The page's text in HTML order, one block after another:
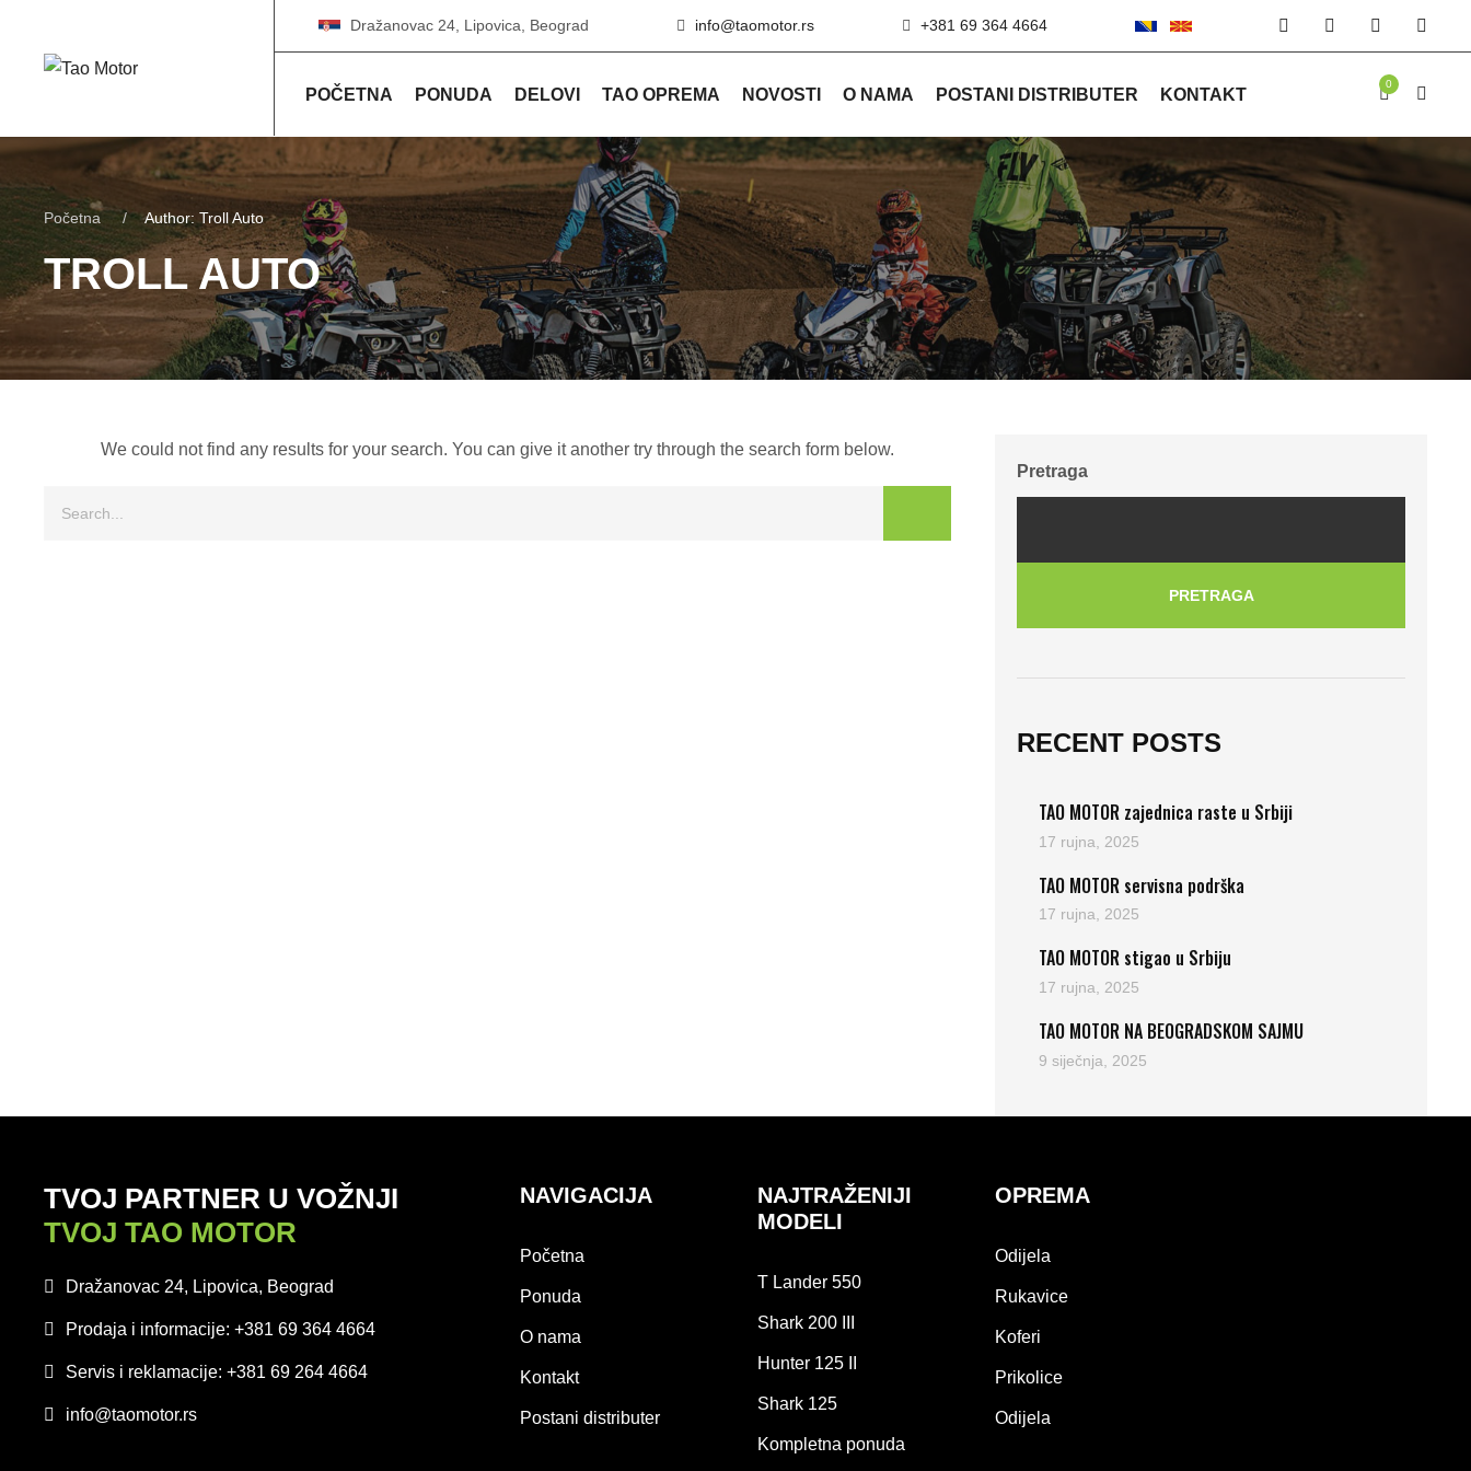
Dražanovac 24, Lipovica, Beograd info@taomotor.rs +381 69 364 4664
POČETNA PONUDA DELOVI TAO OPREMA NOVOSTI O NAMA POSTANI DISTRIBUTER KONTAKT
0
Početna Author: Troll Auto
TROLL AUTO
We could not find any results for your search. You can give it another try through the search form below.
Pretraga
PRETRAGA
RECENT POSTS
TAO MOTOR zajednica raste u Srbiji
17 rujna, 2025
TAO MOTOR servisna podrška
17 rujna, 2025
TAO MOTOR stigao u Srbiju
17 rujna, 2025
TAO MOTOR NA BEOGRADSKOM SAJMU
9 siječnja, 2025
TVOJ PARTNER U VOŽNJI
TVOJ TAO MOTOR
Dražanovac 24, Lipovica, Beograd
Prodaja i informacije: +381 69 364 4664
Servis i reklamacije: +381 69 264 4664
info@taomotor.rs
NAVIGACIJA
Početna
Ponuda
O nama
Kontakt
Postani distributer
NAJTRAŽENIJI
MODELI
T Lander 550
Shark 200 III
Hunter 125 II
Shark 125
Kompletna ponuda
OPREMA
Odijela
Rukavice
Koferi
Prikolice
Odijela